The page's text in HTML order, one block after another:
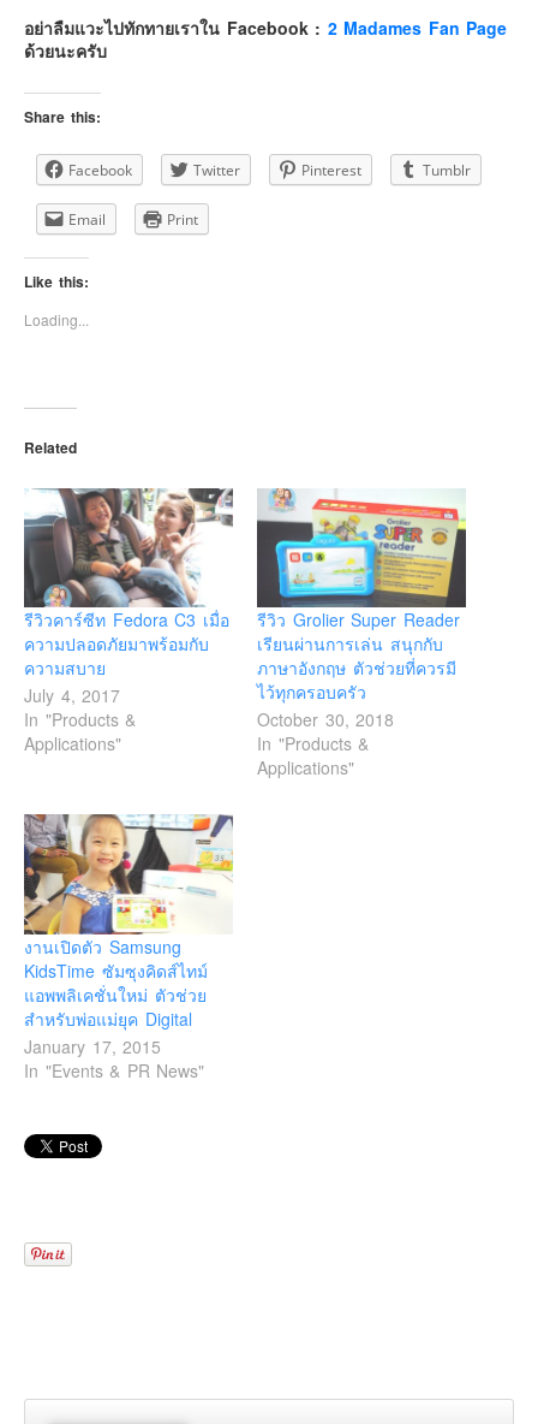
อย่าลืมแวะไปทักทายเราใน Facebook : 2 Madames Fan Page
ด้วยนะครับ
Share this:
Facebook Twitter Pinterest Tumblr
Email Print
Like this:
Loading...
Related
รีวิวคาร์ซีท Fedora C3 เมื่อ
ความปลอดภัยมาพร้อมกับ
ความสบาย
July 4, 2017
In "Products &
Applications"
รีวิว Grolier Super Reader
เรียนผ่านการเล่น สนุกกับ
ภาษาอังกฤษ ตัวช่วยที่ควรมี
ไว้ทุกครอบครัว
October 30, 2018
In "Products &
Applications"
งานเปิดตัว Samsung
KidsTime ซัมซุงคิดส์ไทม์
แอพพลิเคชั่นใหม่ ตัวช่วย
สำหรับพ่อแม่ยุค Digital
January 17, 2015
In "Events & PR News"